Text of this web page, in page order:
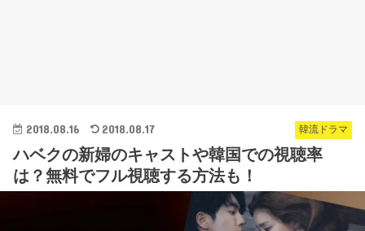
韓流ドラマ
2018.08.16 2018.08.17
ハベクの新婦のキャストや韓国での視聴率
は？無料でフル視聴する方法も！